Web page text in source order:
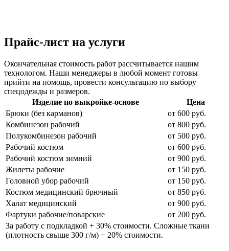
Прайс-лист на услуги
Окончательная стоимость работ рассчитывается нашим
технологом. Наши менеджеры в любой момент готовы
прийти на помощь, провести консультацию по выбору
спецодежды и размеров.
Изделие по выкройке-основе
Цена
Брюки (без карманов)
от 600 руб.
Комбинезон рабочий
от 800 руб.
Полукомбинезон рабочий
от 500 руб.
Рабочий костюм
от 600 руб.
Рабочий костюм зимний
от 900 руб.
Жилеты рабочие
от 150 руб.
Головной убор рабочий
от 150 руб.
Костюм медицинский брючный
от 850 руб.
Халат медицинский
от 900 руб.
Фартуки рабочие/поварские
от 200 руб.
За работу с подкладкой + 30% стоимости. Сложные ткани
(плотность свыше 300 г/м) + 20% стоимости.